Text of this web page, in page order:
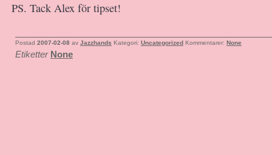
PS. Tack Alex för tipset!
Postad 2007-02-08 av Jazzhands Kategori: Uncategorized Kommentarer: None
Etiketter None